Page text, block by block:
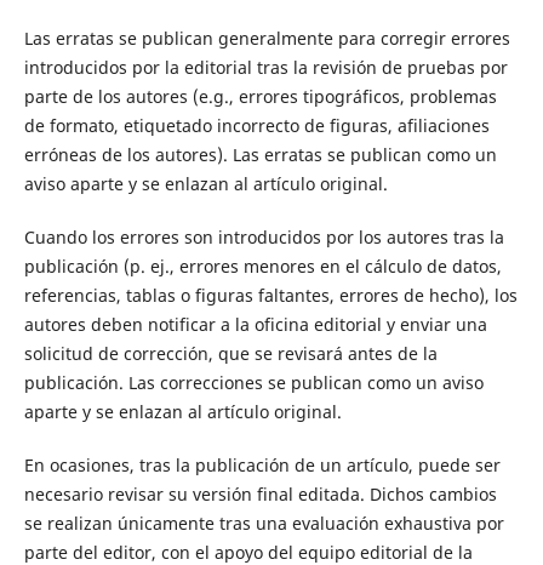
Las erratas se publican generalmente para corregir errores
introducidos por la editorial tras la revisión de pruebas por
parte de los autores (e.g., errores tipográficos, problemas
de formato, etiquetado incorrecto de figuras, afiliaciones
erróneas de los autores). Las erratas se publican como un
aviso aparte y se enlazan al artículo original.
Cuando los errores son introducidos por los autores tras la
publicación (p. ej., errores menores en el cálculo de datos,
referencias, tablas o figuras faltantes, errores de hecho), los
autores deben notificar a la oficina editorial y enviar una
solicitud de corrección, que se revisará antes de la
publicación. Las correcciones se publican como un aviso
aparte y se enlazan al artículo original.
En ocasiones, tras la publicación de un artículo, puede ser
necesario revisar su versión final editada. Dichos cambios
se realizan únicamente tras una evaluación exhaustiva por
parte del editor, con el apoyo del equipo editorial de la